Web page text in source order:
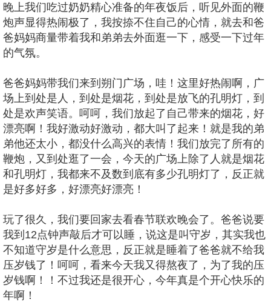
晚上我们吃过奶奶精心准备的年夜饭后，听见外面的鞭
炮声显得热闹极了，我按捺不住自己的心情，就去和爸
爸妈妈商量带着我和弟弟去外面逛一下，感受一下过年
的气氛。
爸爸妈妈带我们来到朔门广场，哇！这里好热闹啊，广
场上到处是人，到处是烟花，到处是放飞的孔明灯，到
处是欢声笑语。呵呵，我们放起了自己带来的烟花，好
漂亮啊！我好激动好激动，都大叫了起来！就是我的弟
弟他还太小，都没什么高兴的表情！我们放完了所有的
鞭炮，又到处逛了一会，今天的广场上除了人就是烟花
和孔明灯，我都来不及数到底有多少孔明灯了，反正就
是好多好多，好漂亮好漂亮！
玩了很久，我们要回家去看春节联欢晚会了。爸爸说要
我到12点钟声敲后才可以睡，说这是叫守岁，其实我也
不知道守岁是什么意思，反正就是睡着了爸爸就不给我
压岁钱了！呵呵，看来今天我又得熬夜了，为了我的压
岁钱啊！！不过我还是很开心，今年真是个开心快乐的
年啊！